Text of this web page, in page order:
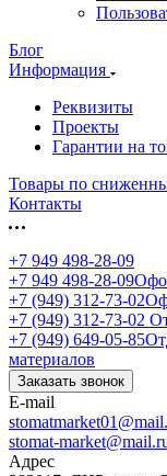
Блог
Информация
Реквизиты
Проекты
Гарантии на
Товары по
Контакты
+7 949 498-28-09
+7 949 498-28-09
+7 (949) 312-73-02
+7 (949) 312-73-02
+7 (949) 649-05-85
материалов
Заказать звонок
E-mail
stomat-
Адрес